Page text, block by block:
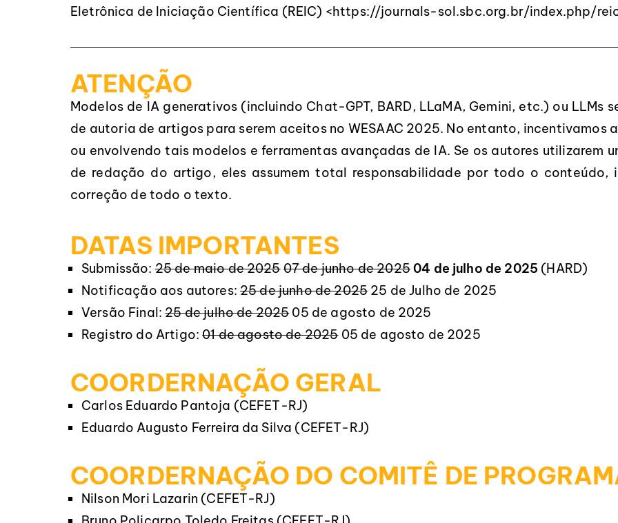
Eletrônica de Iniciação Científica (REIC) <https://journals-sol.sbc.org.br/index.php/
ATENÇÃO
Modelos de IA generativos (incluindo Chat-GPT, BARD, LLaMA, Gemini, etc.) ou LLMs
de autoria de artigos para serem aceitos no WESAAC 2025. No entanto, incentivamos
ou envolvendo tais modelos e ferramentas avançadas de IA. Se os autores utilizarem
de redação do artigo, eles assumem total responsabilidade por todo o
correção de todo o texto.
DATAS IMPORTANTES
Submissão:25 de maio de 202507 de junho de 202504 de julho de 2025 (HARD)
Notificação aos autores:25 de junho de 2025 25 de Julho de 2025
Versão Final:25 de julho de 202505 de agosto de 2025
Registro do Artigo:01 de agosto de 202505 de agosto de 2025
COORDERNAÇÃO GERAL
Carlos Eduardo Pantoja (CEFET-RJ)
Eduardo Augusto Ferreira da Silva (CEFET-RJ)
COORDERNAÇÃO DO COMITÊ DE
Nilson Mori Lazarin (CEFET-RJ)